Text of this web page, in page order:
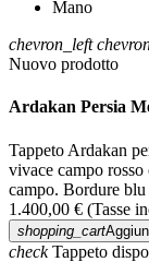
chevron_left
Nuovo prodotto
Ardakan Persia
Tappeto Ardakan
vivace campo
campo. Bordure blu
1.400,00 € (Tasse
shopping_cart
checkTappeto